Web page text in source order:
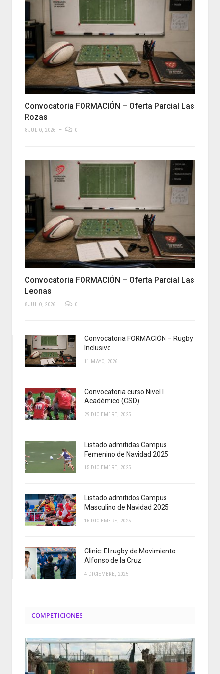
Convocatoria FORMACIÓN – Oferta Parcial Las
Rozas
8 JULIO, 2026 0
Convocatoria FORMACIÓN – Oferta Parcial Las
Leonas
8 JULIO, 2026 0
Convocatoria FORMACIÓN – Rugby
Inclusivo
11 MAYO, 2026
Convocatoria curso Nivel I
Académico (CSD)
29 DICIEMBRE, 2025
Listado admitidas Campus
Femenino de Navidad 2025
15 DICIEMBRE, 2025
Listado admitidos Campus
Masculino de Navidad 2025
15 DICIEMBRE, 2025
Clinic: El rugby de Movimiento –
Alfonso de la Cruz
4 DICIEMBRE, 2025
COMPETICIONES